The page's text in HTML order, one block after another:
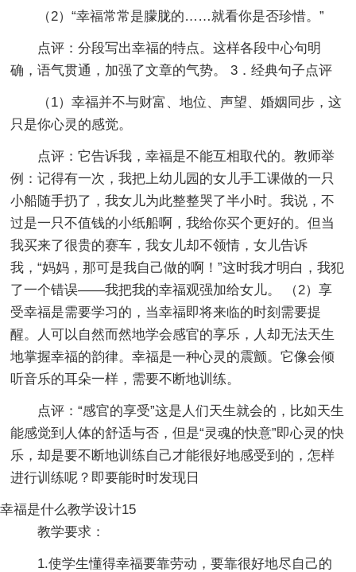
（2）“幸福常常是朦胧的……就看你是否珍惜。”
点评：分段写出幸福的特点。这样各段中心句明
确，语气贯通，加强了文章的气势。 3．经典句子点评
（1）幸福并不与财富、地位、声望、婚姻同步，这
只是你心灵的感觉。
点评：它告诉我，幸福是不能互相取代的。教师举
例：记得有一次，我把上幼儿园的女儿手工课做的一只
小船随手扔了，我女儿为此整整哭了半小时。我说，不
过是一只不值钱的小纸船啊，我给你买个更好的。但当
我买来了很贵的赛车，我女儿却不领情，女儿告诉
我，“妈妈，那可是我自己做的啊！”这时我才明白，我犯
了一个错误——我把我的幸福观强加给女儿。 （2）享
受幸福是需要学习的，当幸福即将来临的时刻需要提
醒。人可以自然而然地学会感官的享乐，人却无法天生
地掌握幸福的韵律。幸福是一种心灵的震颤。它像会倾
听音乐的耳朵一样，需要不断地训练。
点评：“感官的享受”这是人们天生就会的，比如天生
能感觉到人体的舒适与否，但是“灵魂的快意”即心灵的快
乐，却是要不断地训练自己才能很好地感受到的，怎样
进行训练呢？即要能时时发现日
幸福是什么教学设计15
教学要求：
1.使学生懂得幸福要靠劳动，要靠很好地尽自己的